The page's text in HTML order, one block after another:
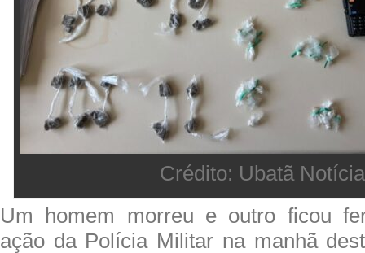
Crédito: Ubatã
Um homem morreu e outro ficou
ação da Polícia Militar na manhã